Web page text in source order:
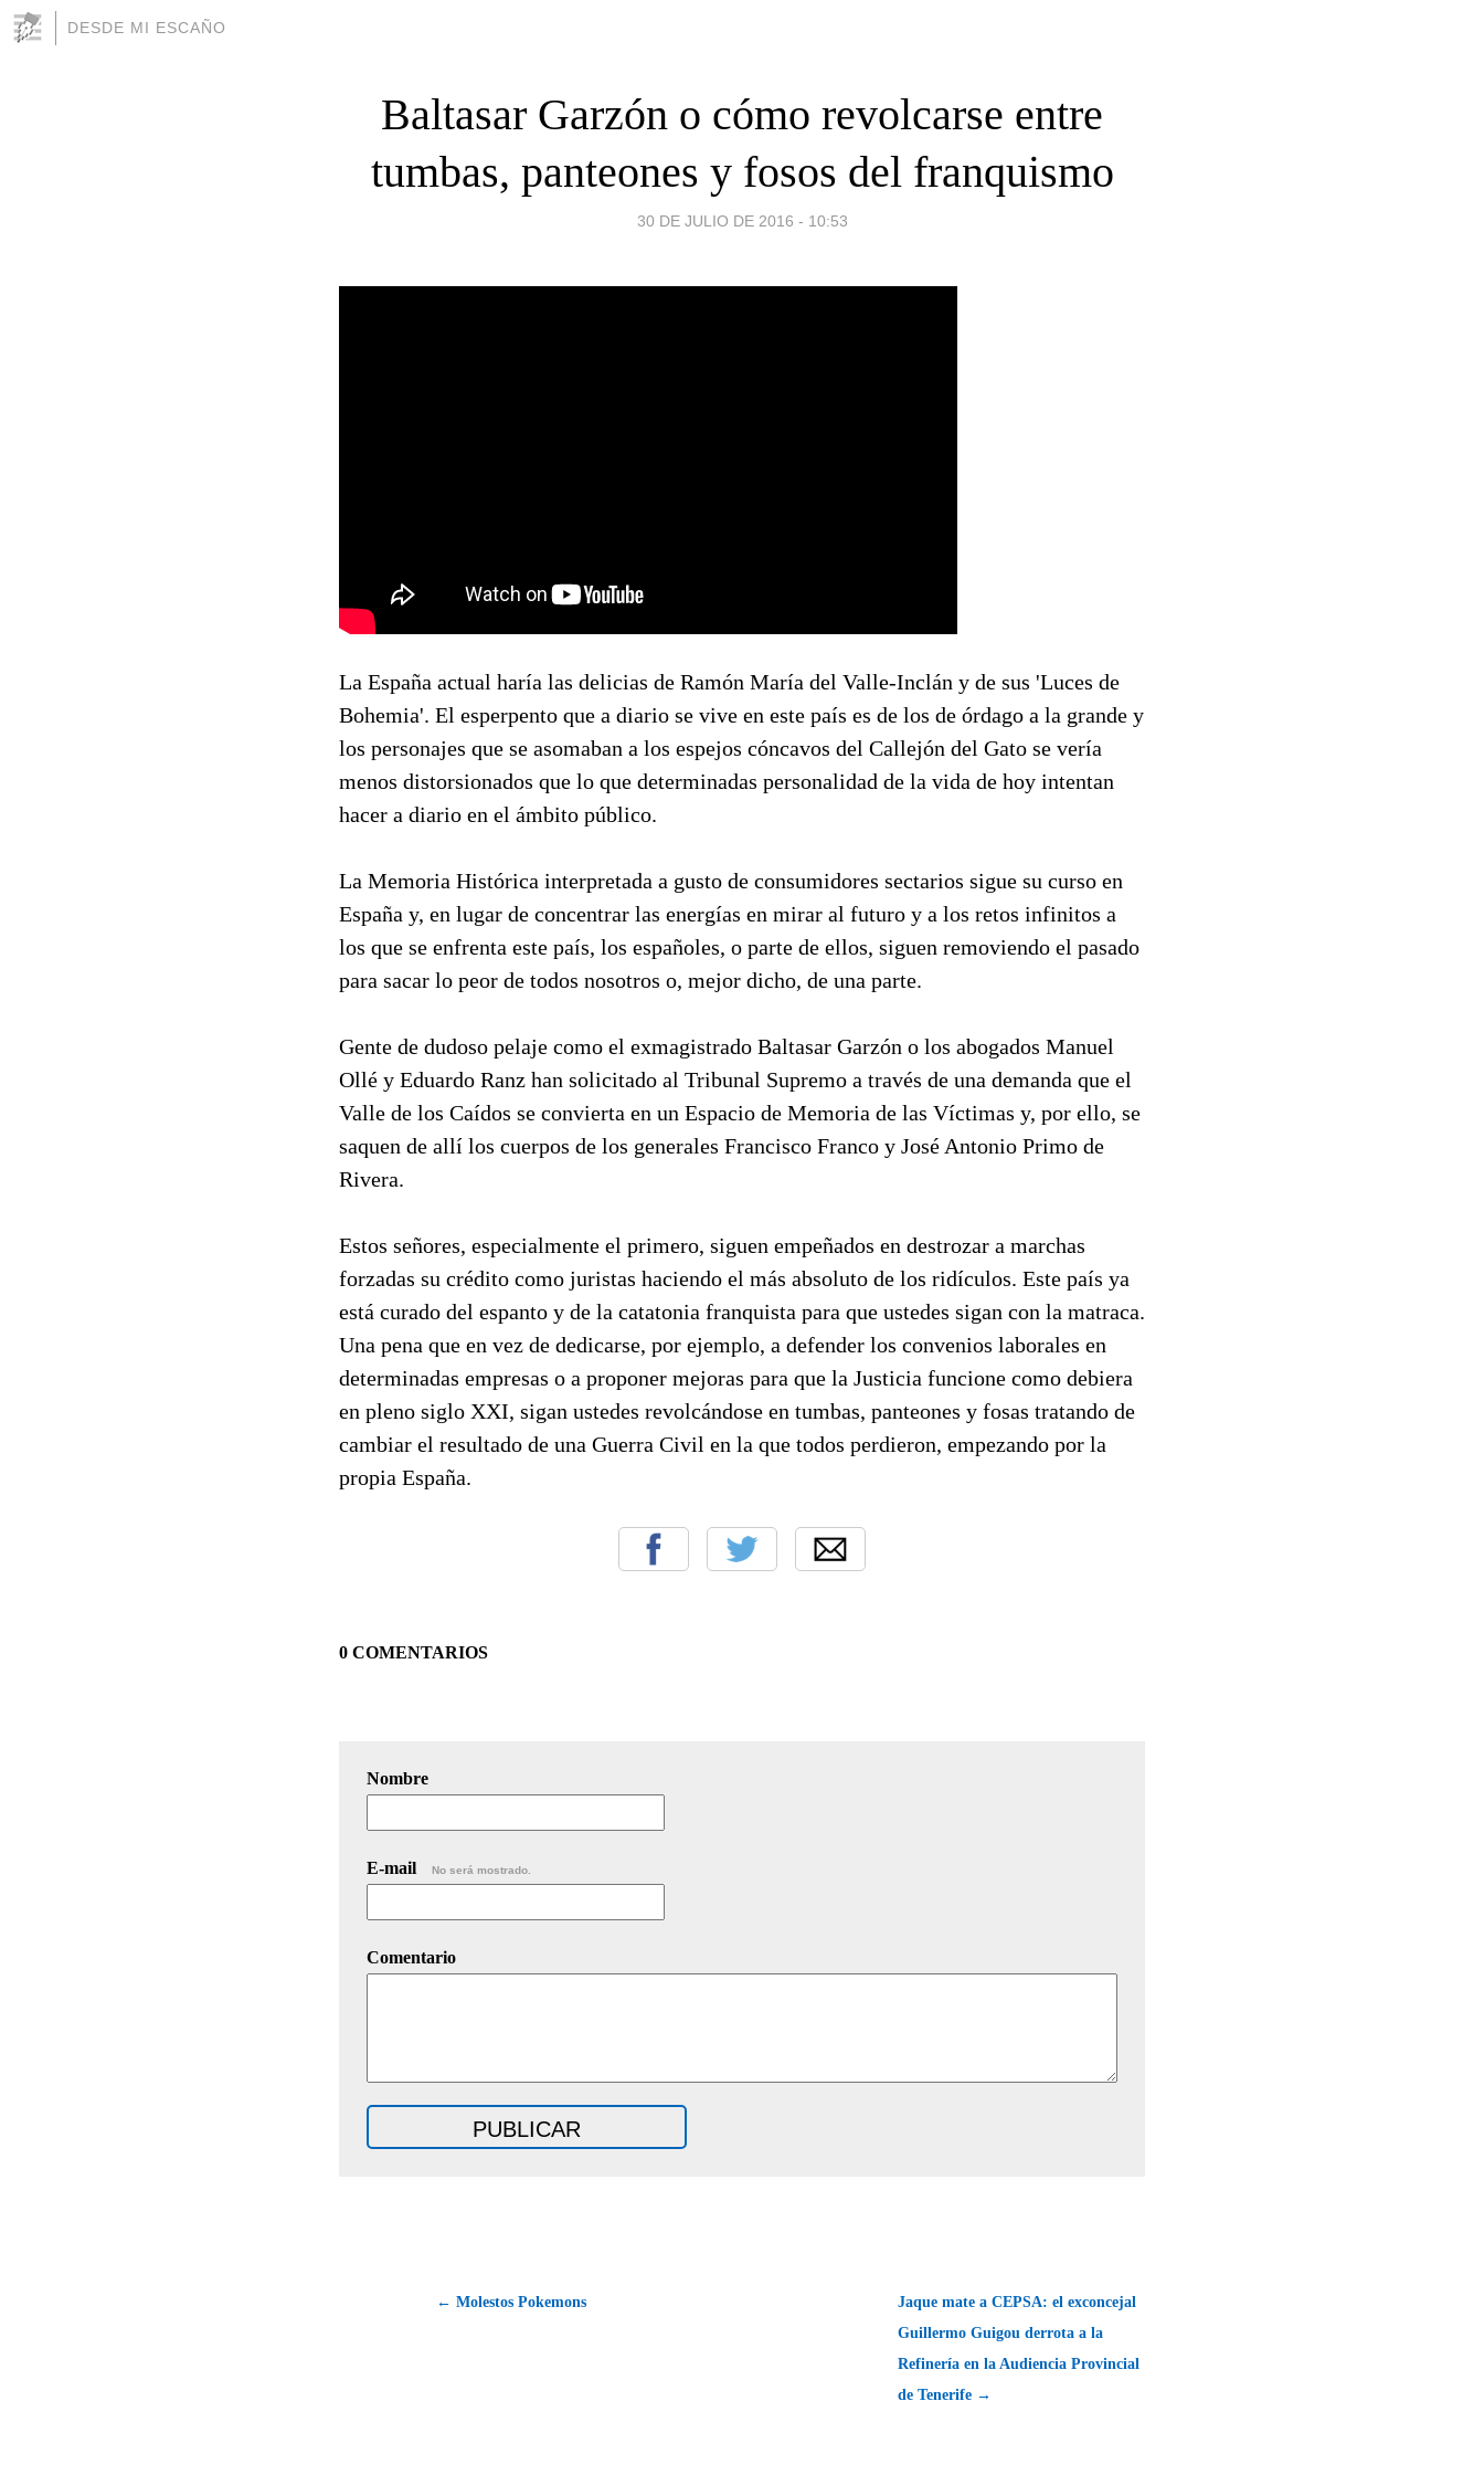
DESDE MI ESCAÑO
Baltasar Garzón o cómo revolcarse entre
tumbas, panteones y fosos del franquismo
30 DE JULIO DE 2016 - 10:53
La España actual haría las delicias de Ramón María del Valle-Inclán y de sus 'Luces de
Bohemia'. El esperpento que a diario se vive en este país es de los de órdago a la grande y
los personajes que se asomaban a los espejos cóncavos del Callejón del Gato se vería
menos distorsionados que lo que determinadas personalidad de la vida de hoy intentan
hacer a diario en el ámbito público.
La Memoria Histórica interpretada a gusto de consumidores sectarios sigue su curso en
España y, en lugar de concentrar las energías en mirar al futuro y a los retos infinitos a
los que se enfrenta este país, los españoles, o parte de ellos, siguen removiendo el pasado
para sacar lo peor de todos nosotros o, mejor dicho, de una parte.
Gente de dudoso pelaje como el exmagistrado Baltasar Garzón o los abogados Manuel
Ollé y Eduardo Ranz han solicitado al Tribunal Supremo a través de una demanda que el
Valle de los Caídos se convierta en un Espacio de Memoria de las Víctimas y, por ello, se
saquen de allí los cuerpos de los generales Francisco Franco y José Antonio Primo de
Rivera.
Estos señores, especialmente el primero, siguen empeñados en destrozar a marchas
forzadas su crédito como juristas haciendo el más absoluto de los ridículos. Este país ya
está curado del espanto y de la catatonia franquista para que ustedes sigan con la matraca.
Una pena que en vez de dedicarse, por ejemplo, a defender los convenios laborales en
determinadas empresas o a proponer mejoras para que la Justicia funcione como debiera
en pleno siglo XXI, sigan ustedes revolcándose en tumbas, panteones y fosas tratando de
cambiar el resultado de una Guerra Civil en la que todos perdieron, empezando por la
propia España.
0 COMENTARIOS
Nombre
E-mail No será mostrado.
Comentario
← Molestos Pokemons
Jaque mate a CEPSA: el exconcejal
Guillermo Guigou derrota a la
Refinería en la Audiencia Provincial
de Tenerife →